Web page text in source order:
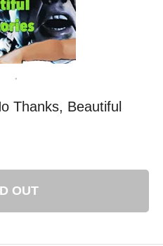
Thanks, Beautiful
OUT